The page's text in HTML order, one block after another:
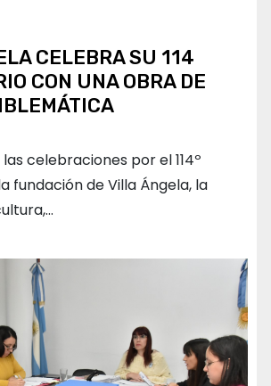
CELEBRA SU 114
CON UNA OBRA DE
celebraciones por el 114º
fundación de Villa Ángela, la